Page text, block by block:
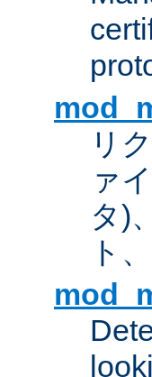
リ
ァ
タ)
ト